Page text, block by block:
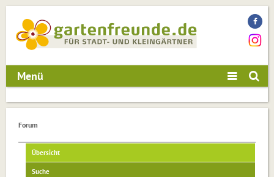
Menü
Forum
Übersicht
Suche